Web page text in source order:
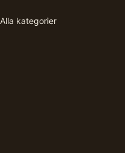
Alla kategorier